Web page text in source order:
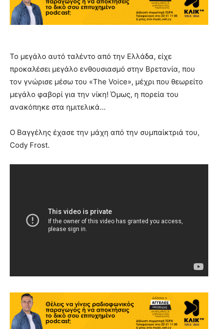
Το μεγάλο αυτό ταλέντο από την Ελλάδα, είχε
προκαλέσει μεγάλο ενθουσιασμό στην Βρετανία, που
τον γνώρισε μέσω του «The Voice», μέχρι που θεωρείτο
μεγάλο φαβορί για την νίκη! Όμως, η πορεία του
ανακόπηκε στα ημιτελικά…
Ο Βαγγέλης έχασε την μάχη από την συμπαίκτριά του,
Cody Frost.